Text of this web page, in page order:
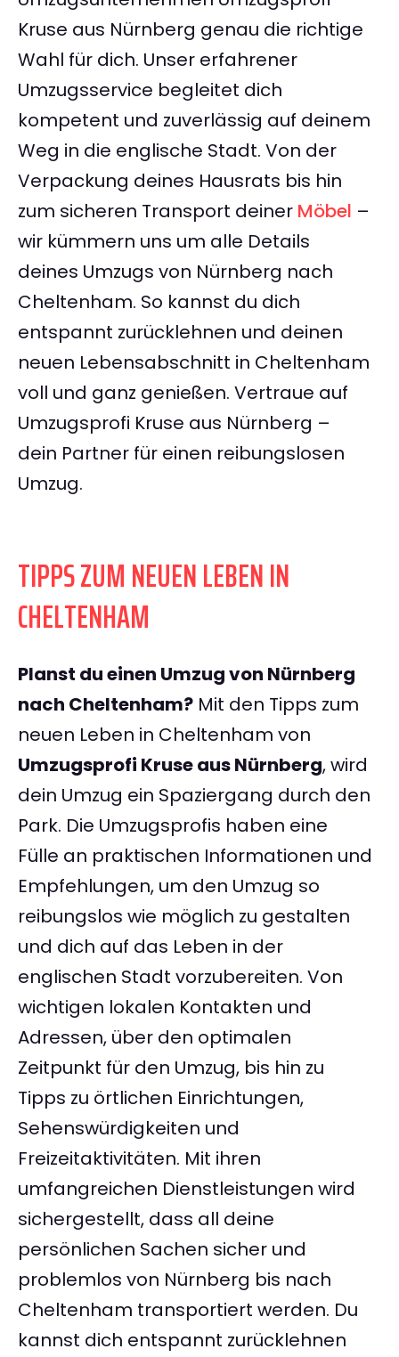
Kruse aus Nürnberg genau die richtige
Wahl für dich. Unser erfahrener
Umzugsservice begleitet dich
kompetent und zuverlässig auf deinem
Weg in die englische Stadt. Von der
Verpackung deines Hausrats bis hin
zum sicheren Transport deiner Möbel –
wir kümmern uns um alle Details
deines Umzugs von Nürnberg nach
Cheltenham. So kannst du dich
entspannt zurücklehnen und deinen
neuen Lebensabschnitt in Cheltenham
voll und ganz genießen. Vertraue auf
Umzugsprofi Kruse aus Nürnberg –
dein Partner für einen reibungslosen
Umzug.
TIPPS ZUM NEUEN LEBEN IN
CHELTENHAM
Planst du einen Umzug von Nürnberg
nach Cheltenham? Mit den Tipps zum
neuen Leben in Cheltenham von
Umzugsprofi Kruse aus Nürnberg, wird
dein Umzug ein Spaziergang durch den
Park. Die Umzugsprofis haben eine
Fülle an praktischen Informationen und
Empfehlungen, um den Umzug so
reibungslos wie möglich zu gestalten
und dich auf das Leben in der
englischen Stadt vorzubereiten. Von
wichtigen lokalen Kontakten und
Adressen, über den optimalen
Zeitpunkt für den Umzug, bis hin zu
Tipps zu örtlichen Einrichtungen,
Sehenswürdigkeiten und
Freizeitaktivitäten. Mit ihren
umfangreichen Dienstleistungen wird
sichergestellt, dass all deine
persönlichen Sachen sicher und
problemlos von Nürnberg bis nach
Cheltenham transportiert werden. Du
kannst dich entspannt zurücklehnen